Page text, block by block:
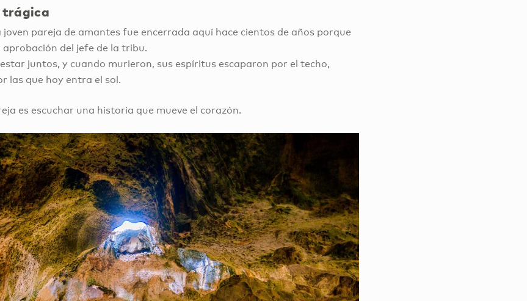
trágica
pareja de amantes fue encerrada aquí hace cientos de años porque
del jefe de la tribu.
juntos, y cuando murieron, sus espíritus escaparon por el techo,
las que hoy entra el sol.
es escuchar una historia que mueve el corazón.